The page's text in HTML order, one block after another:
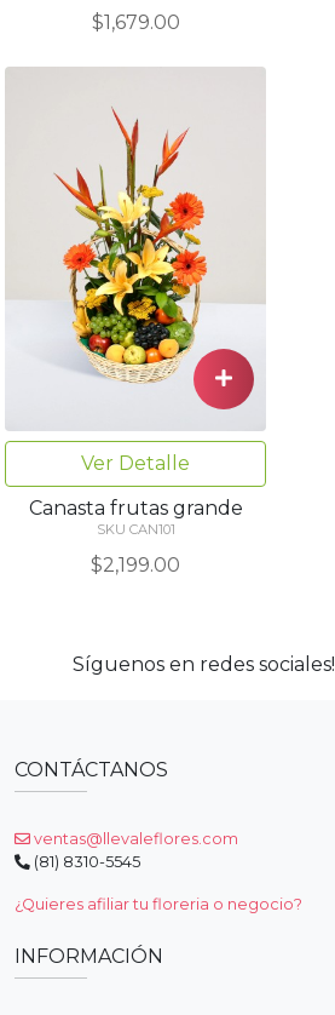
$1,679.00
Ver Detalle
Canasta frutas grande
SKU CAN101
$2,199.00
Síguenos en redes sociales!
CONTÁCTANOS
ventas@llevaleflores.com
(81) 8310-5545
¿Quieres afiliar tu floreria o negocio?
INFORMACIÓN